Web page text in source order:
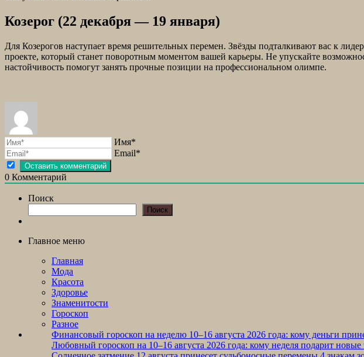
Козерог (22 декабря — 19 января)
Для Козерогов наступает время решительных перемен. Звёзды подталкивают вас к
проекте, который станет поворотным моментом вашей карьеры. Не упускайте
настойчивость помогут занять прочные позиции на профессиональном олимпе.
Имя*
Email*
0 Комментарий
Поиск
Поиск
Главное меню
Главная
Мода
Красота
Здоровье
Знаменитости
Гороскоп
Разное
Финансовый гороскоп на неделю 10–16 августа 2026 года: кому деньги
Любовный гороскоп на 10–16 августа 2026 года: кому неделя подарит новые